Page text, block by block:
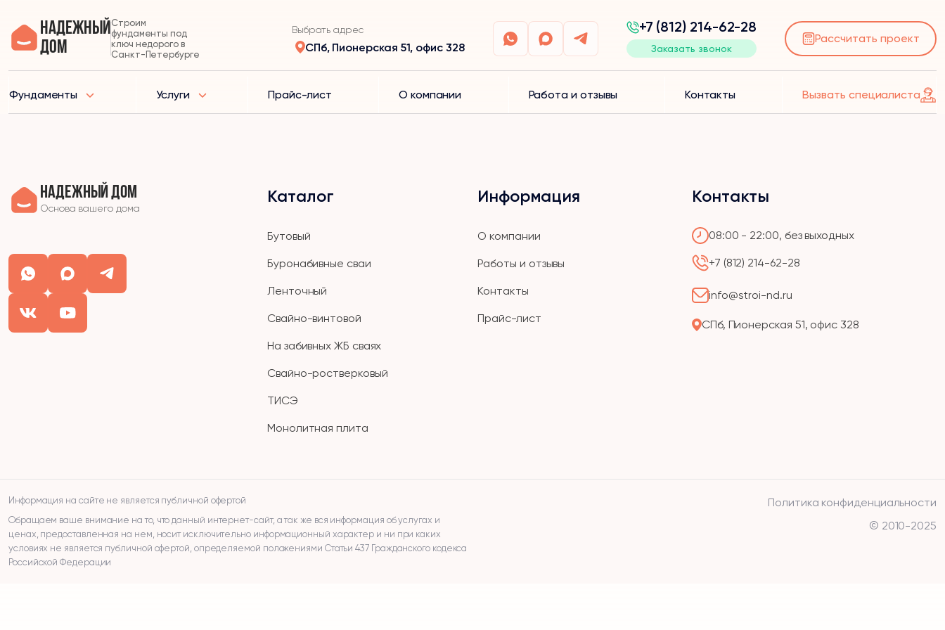
Надежный
дом
Строим
фундаменты под
ключ недорого в
Санкт-Петербурге
Выбрать адрес
СПб, Пионерская 51, офис 328
+7 (812) 214-62-28
Заказать звонок
Рассчитать проект
Фундаменты Услуги Прайс-лист О компании Работа и отзывы Контакты Вызвать специалиста
Надежный дом
Основа вашего дома
Каталог
Бутовый
Буронабивные сваи
Ленточный
Свайно-винтовой
На забивных ЖБ сваях
Свайно-ростверковый
ТИСЭ
Монолитная плита
Информация
О компании
Работы и отзывы
Контакты
Прайс-лист
Контакты
08:00 - 22:00, без выходных
+7 (812) 214-62-28
info@stroi-nd.ru
СПб, Пионерская 51, офис 328
Информация на сайте не является публичной офертой
Обращаем ваше внимание на то, что данный интернет-сайт, а так же вся информация об услугах и
ценах, предоставленная на нем, носит исключительно информационный характер и ни при каких
условиях не является публичной офертой, определяемой положениями Статьи 437 Гражданского кодекса
Российской Федерации
Политика конфиденциальности
© 2010-2025